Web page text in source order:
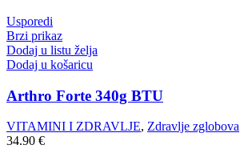
Usporedi
Brzi prikaz
Dodaj u listu želja
Dodaj u košaricu
Arthro Forte 340g BTU
VITAMINI I ZDRAVLJE, Zdravlje zglobova
34.90 €